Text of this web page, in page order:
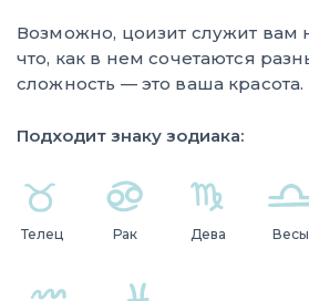
Возможно, цоизит служит
что, как в нем сочетаются
сложность — это ваша красота.
Подходит знаку зодиака:
Телец Рак Дева Весы